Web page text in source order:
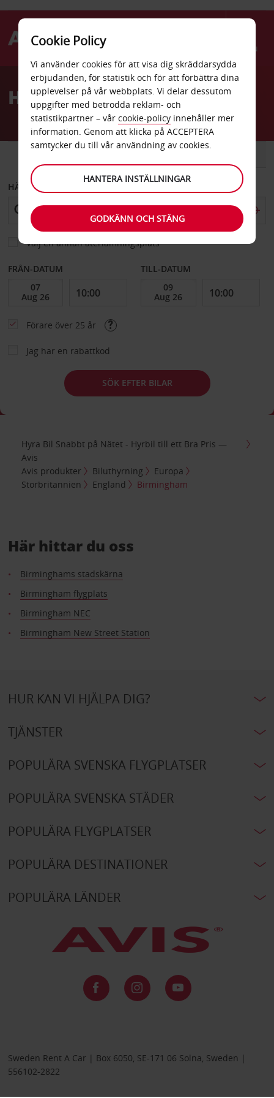
Menu
AvisHyra bil i Birmingham
BIL
HÄMTA FRÅN
Välj en annan återlämningsplats
FRÅN-DATUM TILL-DATUM
Förare över 25 år
Jag har en rabattkod
SÖK EFTER BILAR
Hyra Bil Snabbt på Nätet - Hyrbil till ett Bra Pris —
Avis
Avis produkter
Biluthyrning
Europa
Storbritannien
England Birmingham
Här hittar du oss
Birminghams stadskärna
Birmingham flygplats
Birmingham NEC
Birmingham New Street Station
HUR KAN VI HJÄLPA DIG?
TJÄNSTER
POPULÄRA SVENSKA FLYGPLATSER
POPULÄRA SVENSKA STÄDER
POPULÄRA FLYGPLATSER
POPULÄRA DESTINATIONER
POPULÄRA LÄNDER
Sweden Rent A Car | Box 6050, SE-171 06 Solna, Sweden |
556102-2822
Cookie Policy
Vi använder cookies för att visa dig skräddarsydda
erbjudanden, för statistik och för att förbättra dina
upplevelser på vår webbplats. Vi delar dessutom
uppgifter med betrodda reklam- och
statistikpartner – vår cookie-policy innehåller mer
information. Genom att klicka på ACCEPTERA
samtycker du till vår användning av cookies.
HANTERA INSTÄLLNINGAR
GODKÄNN OCH STÄNG